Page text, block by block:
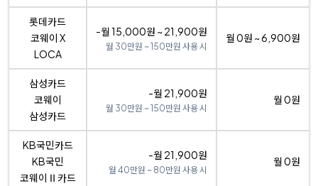
롯데카드
코웨이 X
LOCA
-월 15,000원 ~ 21,900원
월 30만원 ~ 150만원 사용 시
월 0원 ~ 6,900원
삼성카드
코웨이
삼성카드
-월 21,900원
월 30만원 ~ 150만원 사용 시
월 0원
KB국민카드
KB국민
코웨이Ⅱ카드
-월 21,900원
월 40만원 ~ 80만원 사용 시
월 0원